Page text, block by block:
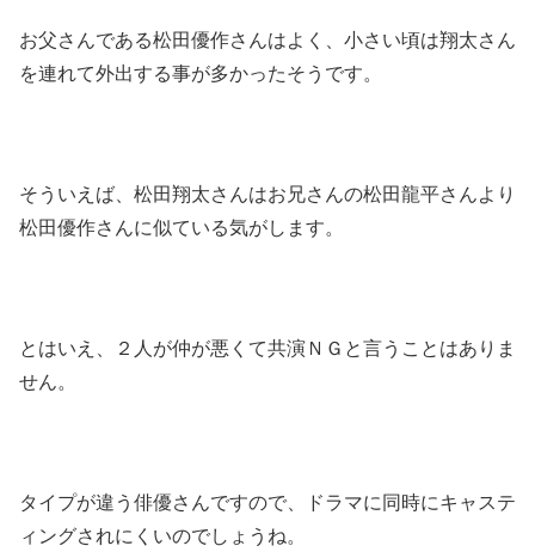
お父さんである松田優作さんはよく、小さい頃は翔太さん
を連れて外出する事が多かったそうです。
そういえば、松田翔太さんはお兄さんの松田龍平さんより
松田優作さんに似ている気がします。
とはいえ、２人が仲が悪くて共演ＮＧと言うことはありま
せん。
タイプが違う俳優さんですので、ドラマに同時にキャステ
ィングされにくいのでしょうね。